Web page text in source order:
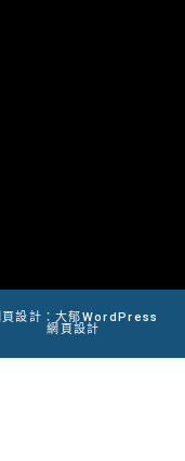
頁設計：大郁WordPress
網頁設計